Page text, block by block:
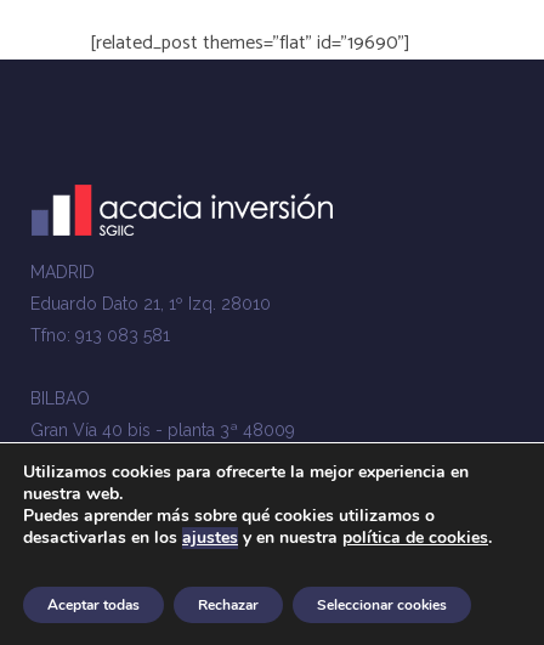
[related_post themes="flat" id="19690"]
MADRID
Eduardo Dato 21, 1º Izq. 28010
Tfno: 913 083 581
BILBAO
Gran Vía 40 bis - planta 3ª 48009
Tfno: 944 356 740
Fax: 34 944 356 641
Utilizamos cookies para ofrecerte la mejor experiencia en
nuestra web.
Puedes aprender más sobre qué cookies utilizamos o
desactivarlas en los ajustes y en nuestra política de cookies.
Aceptar todas Rechazar Seleccionar cookies